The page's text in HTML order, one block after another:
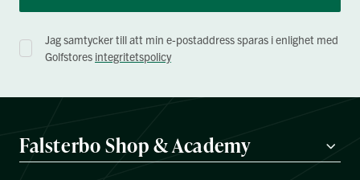
Jag samtycker till att min e-postaddress sparas i enlighet med
Golfstores integritetspolicy
Falsterbo Shop & Academy